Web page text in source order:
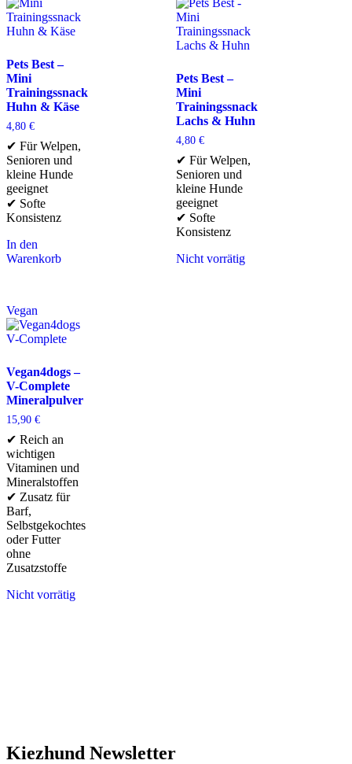
Pets Best –
Mini
Trainingssnack
Huhn & Käse
4,80 €
✔ Für Welpen,
Senioren und
kleine Hunde
geeignet
✔ Softe
Konsistenz
In den
Warenkorb
Pets Best –
Mini
Trainingssnack
Lachs & Huhn
4,80 €
✔ Für Welpen,
Senioren und
kleine Hunde
geeignet
✔ Softe
Konsistenz
Nicht vorrätig
Vegan
Vegan4dogs –
V-Complete
Mineralpulver
15,90 €
✔ Reich an
wichtigen
Vitaminen und
Mineralstoffen
✔ Zusatz für
Barf,
Selbstgekochtes
oder Futter
ohne
Zusatzstoffe
Nicht vorrätig
Kiezhund Newsletter